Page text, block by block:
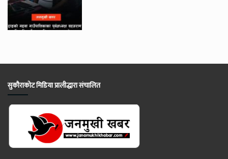
सुकौराकोट मिडिया प्रालीद्धारा संचालित